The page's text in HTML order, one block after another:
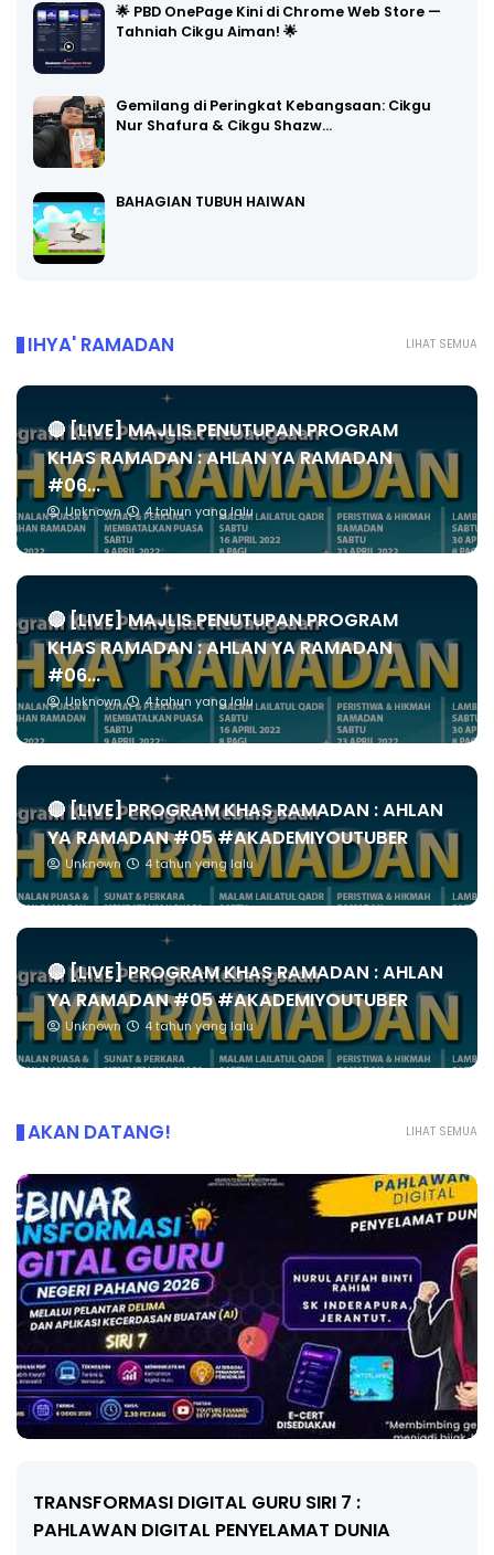
🌟 PBD OnePage Kini di Chrome Web Store —
Tahniah Cikgu Aiman! 🌟
Gemilang di Peringkat Kebangsaan: Cikgu
Nur Shafura & Cikgu Shazw…
BAHAGIAN TUBUH HAIWAN
LIHAT SEMUA
IHYA' RAMADAN
🔴 [LIVE] MAJLIS PENUTUPAN PROGRAM
KHAS RAMADAN : AHLAN YA RAMADAN
#06...
Unknown 4 tahun yang lalu
🔴 [LIVE] MAJLIS PENUTUPAN PROGRAM
KHAS RAMADAN : AHLAN YA RAMADAN
#06...
Unknown 4 tahun yang lalu
🔴 [LIVE] PROGRAM KHAS RAMADAN : AHLAN
YA RAMADAN #05 #AKADEMIYOUTUBER
Unknown 4 tahun yang lalu
🔴 [LIVE] PROGRAM KHAS RAMADAN : AHLAN
YA RAMADAN #05 #AKADEMIYOUTUBER
Unknown 4 tahun yang lalu
LIHAT SEMUA
AKAN DATANG!
MAJLIS ANUGERAH FFK (FESTIVAL LENSA
PENDIDIKAN - FLeP) 2026